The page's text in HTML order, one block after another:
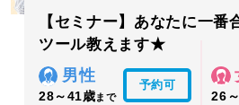
【セミナー】あなたに一番
ツール教えます★
男性
28～41歳まで
予約可
26